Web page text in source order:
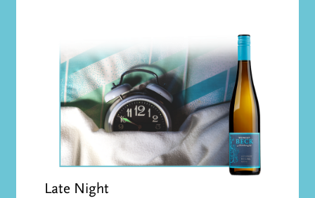
Late Night